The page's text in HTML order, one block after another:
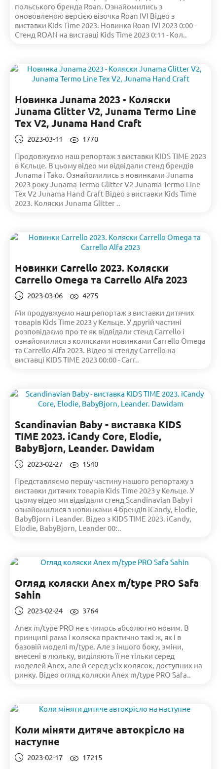
польського бренда Roan. Ознайомились з
онововленою версією візочка Roan IVI Відео з
виставки Kids Time 2023. Новинка Roan IVI 2023 0:00 -
Стенд ROAN на виставці Kids Time 2023 0:11 - Кол..
Новинка Junama 2023 - Коляски
Junama Glitter V2, Junama Termo Line
Tex V2, Junama Hand Craft
2023-03-11
1770
Продовжуємо наш репортаж з виставки KIDS TIME 2023
в Кєльце. В цьому відео ми відвідали стенд брендів
Junama і Tako. Ознайомились з новинками Junama
2023 року Junama Termo Glitter V2 Junama Termo Line
Tex V2 Junama Hand Craft Відео з виставки Kids Time
2023. Коляски Junama Glitter ..
Новинки Carrello 2023. Коляски
Carrello Omega та Carrello Alfa 2023
2023-03-06
4275
Ми продувжуємо наш репортаж з виставки дитячих
товарів Kids Time 2023 у Кельце. У другій частині
розповідаємо про те як відвідали стенд Carrello і
ознайомилися з колясками новинками Carrello Omega
та Carrello Alfa 2023. Відео зі стенду Carrello на
виставці KIDS TIME 2023 00:00 - Carr..
Scandinavian Baby - виставка KIDS
TIME 2023. iCandy Core, Elodie,
BabyBjorn, Leander. Dawidam
2023-02-27
1540
Представляємо першу частину нашого репортажу з
виставки дитячих товарів Kids Time 2023 у Кельце. У
цьому відео ми відвідали стенд Scandinavian Baby і
ознайомилися з новинками 4 брендів iCandy, Elodie,
BabyBjorn і Leander. Відео з KIDS TIME 2023. iCandy,
Elodie, BabyBjorn, Leander 00:..
Огляд коляски Anex m/type PRO Safa
Sahin
2023-02-24
3764
Anex m/type PRO не є чимось абсолютно новим. В
принципі рама і коляска практично такі ж, як і в
базовій моделі m/type. Але з іншого боку, зміни,
внесені в люльку, виділяють її не тільки серед
моделей Anex, але й серед усіх колясок, доступних на
ринку. Відео огляд коляски Anex m/type PRO Safa..
Коли міняти дитяче автокрісло на
наступне
2023-02-17
17215